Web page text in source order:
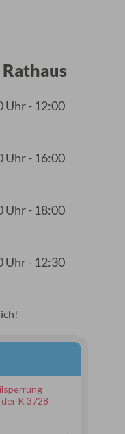
Uhr - 12:00
Uhr - 16:00
Uhr - 18:00
Uhr - 12:30
K 3728